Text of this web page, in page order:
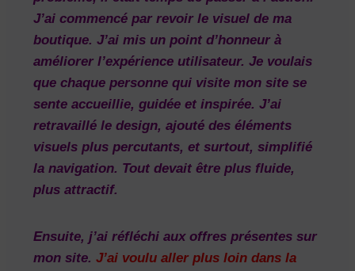
J’ai commencé par revoir le visuel de ma
boutique. J’ai mis un point d’honneur à
améliorer l’expérience utilisateur. Je voulais
que chaque personne qui visite mon site se
sente accueillie, guidée et inspirée. J’ai
retravaillé le design, ajouté des éléments
visuels plus percutants, et surtout, simplifié
la navigation. Tout devait être plus fluide,
plus attractif.
Ensuite, j’ai réfléchi aux offres présentes sur
mon site. J’ai voulu aller plus loin dans la